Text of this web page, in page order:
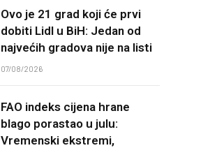
Ovo je 21 grad koji će prvi
dobiti Lidl u BiH: Jedan od
najvećih gradova nije na listi
07/08/2026
FAO indeks cijena hrane
blago porastao u julu:
Vremenski ekstremi,